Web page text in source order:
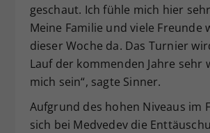
geschaut. Ich fühle mich hier
Meine Familie und viele Freunde
dieser Woche da. Das Turnier
Lauf der kommenden Jahre sehr
mich sein“, sagte Sinner.
Aufgrund des hohen Niveaus im
sich bei Medvedev die